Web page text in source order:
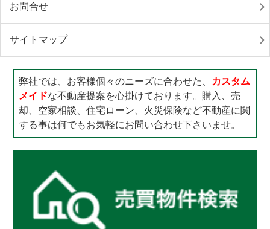
お問合せ
サイトマップ
弊社では、お客様個々のニーズに合わせた、 カスタム
メイドな不動産提案を心掛けております。購入、売
却、空家相談、住宅ローン、火災保険など不動産に関
する事は何でもお気軽にお問い合わせ下さいませ。